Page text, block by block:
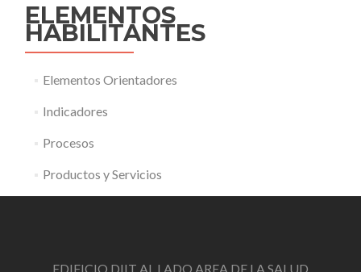
ELEMENTOS
HABILITANTES
Elementos Orientadores
Indicadores
Procesos
Productos y Servicios
EDIFICIO DIIT AL LADO AREA DE LA SALUD